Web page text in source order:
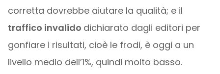
corretta dovrebbe aiutare la qualità; e il
traffico invalido dichiarato dagli editori per
gonfiare i risultati, cioè le frodi, è oggi a un
livello medio dell’1%, quindi molto basso.